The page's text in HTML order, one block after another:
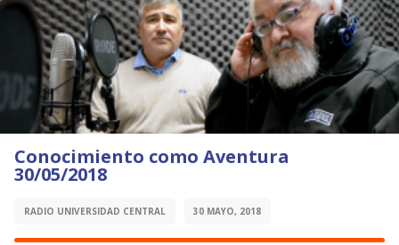
Conocimiento como Aventura
30/05/2018
RADIO UNIVERSIDAD CENTRAL 30 MAYO, 2018